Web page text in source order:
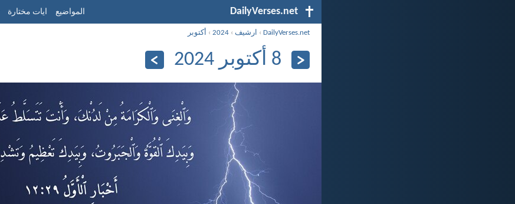
DailyVerses.net المواضيع ايات مختارة
DailyVerses.net
› ارشيف ›
2024
› أكتوبر
8 أكتوبر 2024